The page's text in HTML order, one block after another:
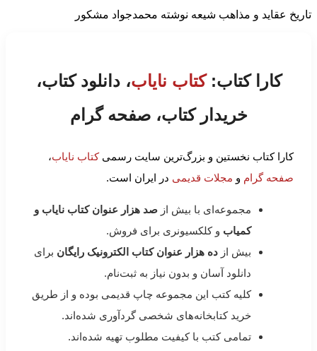
تاریخ عقاید و مذاهب شیعه نوشته محمدجواد مشکور
کارا کتاب:کتاب نایاب، دانلود کتاب،
خریدار کتاب، صفحه گرام
کارا کتاب نخستین و بزرگ‌ترین سایت رسمیکتاب نایاب،
صفحه گرام و مجلات قدیمی در ایران است.
مجموعه‌ای با بیش از صد هزار عنوان کتاب نایاب و
کمیاب و کلکسیونری برای فروش.
بیش از ده هزار عنوان کتاب الکترونیک رایگان برای
دانلود آسان و بدون نیاز به ثبت‌نام.
کلیه کتب این مجموعه چاپ قدیمی بوده و از طریق
خرید کتابخانه‌های شخصی گردآوری شده‌اند.
تمامی کتب با کیفیت مطلوب تهیه شده‌اند.